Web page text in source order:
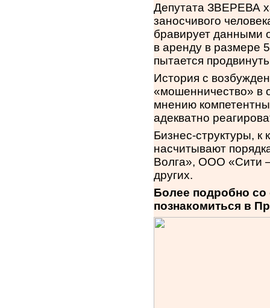
Депутата ЗВЕРЕВА
заносчивого
бравирует данными
в аренду в размере
пытается
История с
«мошенничество» в
мнению
адекватно
Бизнес-структуры,
насчитывают
Волга», ООО «Сити
других.
Более подробно
познакомиться в